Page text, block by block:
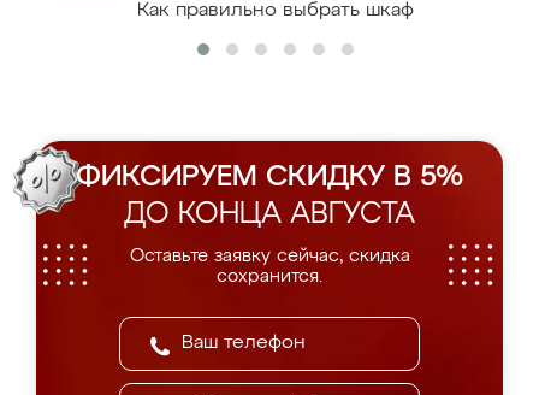
Как правильно выбрать шкаф
ФИКСИРУЕМ СКИДКУ В 5%
ДО КОНЦА АВГУСТА
Оставьте заявку сейчас, скидка
сохранится.